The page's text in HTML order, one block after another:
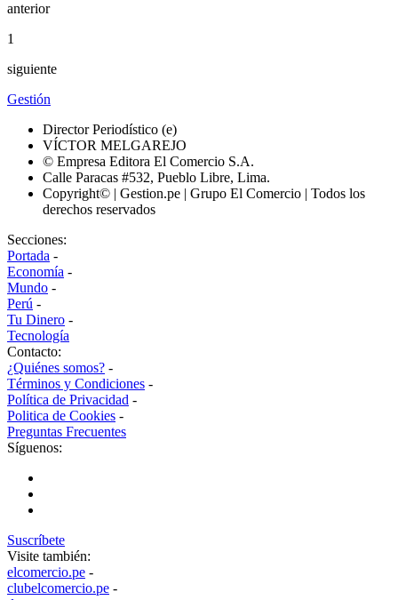
anterior
1
siguiente
Gestión
Director Periodístico (e)
VÍCTOR MELGAREJO
© Empresa Editora El Comercio S.A.
Calle Paracas #532, Pueblo Libre, Lima.
Copyright© | Gestion.pe | Grupo El Comercio | Todos los
derechos reservados
Secciones:
Portada -
Economía -
Mundo -
Perú -
Tu Dinero -
Tecnología
Contacto:
¿Quiénes somos? -
Términos y Condiciones -
Política de Privacidad -
Politica de Cookies -
Preguntas Frecuentes
Síguenos:
Suscríbete
Visite también:
elcomercio.pe -
clubelcomercio.pe -